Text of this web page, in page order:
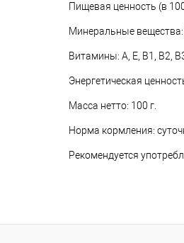
Пищевая ценность (в
Минеральные вещества:
Витамины: А, E, В1, В2,
Энергетическая
Масса нетто: 100 г.
Норма кормления:
Рекомендуется